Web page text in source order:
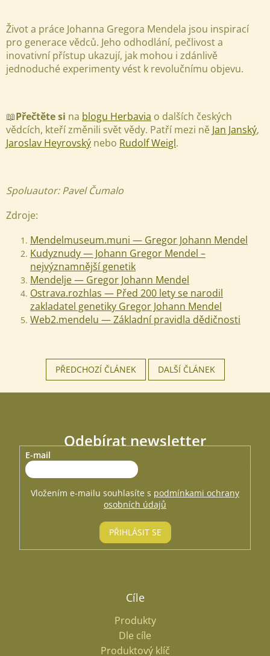
Život a práce Johanna Gregora Mendela jsou inspirací
pro generace vědců. Jeho odhodlání, pečlivost a
inovativní přístup ukazují, jak mohou i zdánlivě
jednoduché experimenty vést k revolučnímu objevu.
📖Přečtěte si na blogu Herbavia o dalších českých
vědcích, kteří změnili svět vědy. Patří mezi ně Jan Janský,
Jaroslav Heyrovský nebo Rudolf Weigl.
Spoluautor: Pavel Čumalo
Zdroje:
Mendelmuseum.muni — Gregor Johann Mendel
Kudyznudy — Johann Gregor Mendel –
nejvýznamnější genetik
Mendelje — Gregor Johann Mendel
Ostrava.rozhlas — Před 200 lety se narodil
zakladatel genetiky Gregor Johann Mendel
Web2.mendelu — Základní pravidla dědičnosti
PŘEDCHOZÍ ČLÁNEK DALŠÍ ČLÁNEK
Odebírat newsletter
Vložte svůj e-mail a my vám budeme zasílat informace o nových
produktech na našem e-shopu.
E-mail
Vložením e-mailu souhlasíte s podmínkami ochrany
osobních údajů
PŘIHLÁSIT SE
Cíle
Produkty
Dle cíle
Produktový klíč